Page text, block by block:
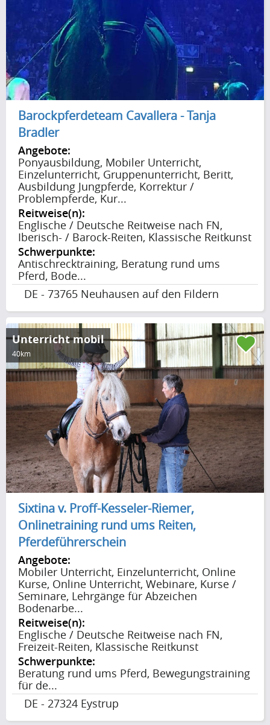
Barockpferdeteam Cavallera - Tanja
Bradler
Angebote:
Ponyausbildung, Mobiler Unterricht,
Einzelunterricht, Gruppenunterricht, Beritt,
Ausbildung Jungpferde, Korrektur /
Problempferde, Kur...
Reitweise(n):
Englische / Deutsche Reitweise nach FN,
Iberisch- / Barock-Reiten, Klassische Reitkunst
Schwerpunkte:
Antischrecktraining, Beratung rund ums
Pferd, Bode...
DE - 73765 Neuhausen auf den Fildern
Unterricht mobil
40km
Sixtina v. Proff-Kesseler-Riemer,
Onlinetraining rund ums Reiten,
Pferdeführerschein
Angebote:
Mobiler Unterricht, Einzelunterricht, Online
Kurse, Online Unterricht, Webinare, Kurse /
Seminare, Lehrgänge für Abzeichen
Bodenarbe...
Reitweise(n):
Englische / Deutsche Reitweise nach FN,
Freizeit-Reiten, Klassische Reitkunst
Schwerpunkte:
Beratung rund ums Pferd, Bewegungstraining
für de...
DE - 27324 Eystrup